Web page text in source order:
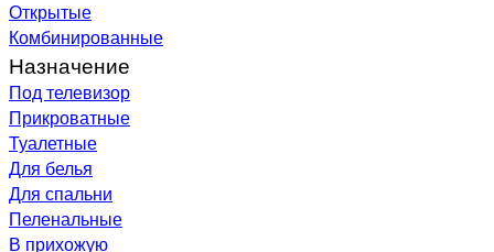
Открытые
Комбинированные
Назначение
Под телевизор
Прикроватные
Туалетные
Для белья
Для спальни
Пеленальные
В прихожую